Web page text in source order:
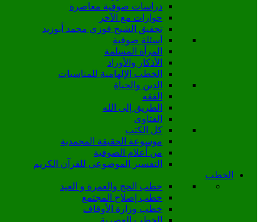
دراسات صوفية معاصرة
حوارات مع الآخر
تحقيق الشيخ فوزي محمد أبوزيد
أسئلة صوفية
المرأة المسلمة
الأذكار والأوراد
الخطب الإلهامية للمناسبات
الدين والحياة
الفقه
الطريق إلى الله
الفتاوى
كل الكتب
موسوعة الحقيقة المحمدية
من أعلام الصوفية
التفسير الموضوعي للقرآن الكريم
الخطب
خطب الحج والعمرة و العيد
خطب إصلاح المجتمع
خطب وزارة الأوقاف